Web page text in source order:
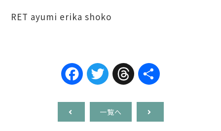
RET ayumi erika shoko
FacebookTwitterThreads
一覧へ